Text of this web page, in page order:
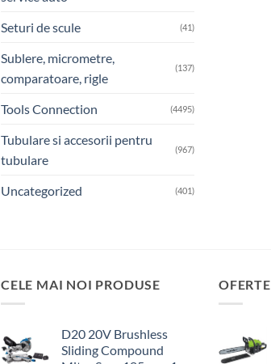
Seturi de scule (41)
Sublere, micrometre,
comparatoare, rigle
(137)
Tools Connection (4495)
Tubulare si accesorii pentru
tubulare
(967)
Uncategorized (401)
CELE MAI NOI PRODUSE
D20 20V Brushless
Sliding Compound
OFERTE